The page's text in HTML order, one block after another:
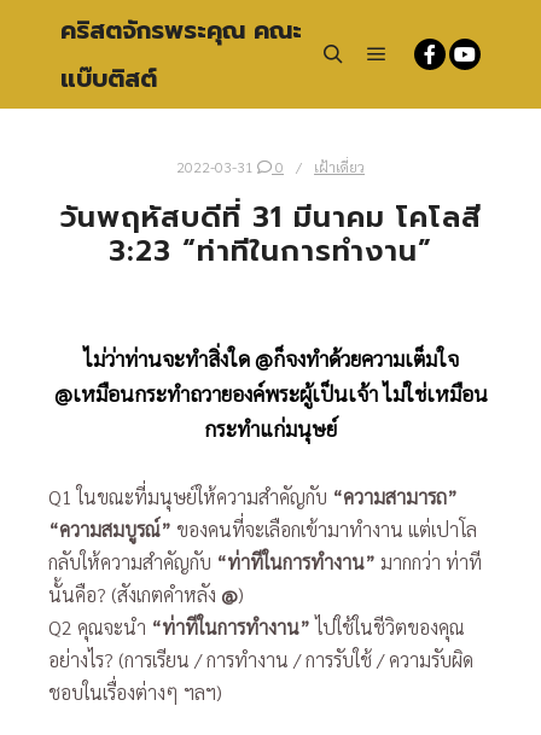
คริสตจักรพระคุณ คณะ
แบ๊บติสต์
2022-03-31 0 เฝ้าเดี่ยว
วันพฤหัสบดีที่ 31 มีนาคม โคโลสี
3:23 “ท่าทีในการทำงาน”
ไม่ว่าท่านจะทำสิ่งใด@ก็จงทำด้วยความเต็มใจ
@เหมือนกระทำถวายองค์พระผู้เป็นเจ้า ไม่ใช่เหมือน
กระทำแก่มนุษย์
Q1 ในขณะที่มนุษย์ให้ความสำคัญกับ “ความสามารถ”
“ความสมบูรณ์” ของคนที่จะเลือกเข้ามาทำงาน แต่เปาโล
กลับให้ความสำคัญกับ “ท่าทีในการทำงาน” มากกว่า ท่าที
นั้นคือ? (สังเกตคำหลัง @)
Q2 คุณจะนำ “ท่าทีในการทำงาน”ไปใช้ในชีวิตของคุณ
อย่างไร? (การเรียน / การทำงาน / การรับใช้ / ความรับผิด
ชอบในเรื่องต่างๆ ฯลฯ)